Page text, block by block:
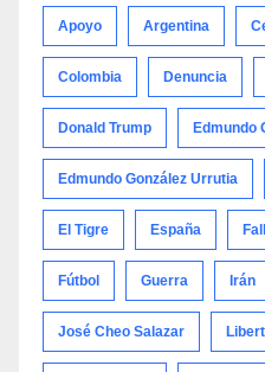
Apoyo Argentina
Colombia Denuncia
Donald Trump Edmundo
Edmundo González Urrutia
El Tigre España
Fútbol Guerra Irán
José Cheo Salazar